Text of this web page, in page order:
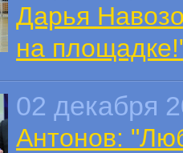
Дарья
на
02 декабря
Антонов: